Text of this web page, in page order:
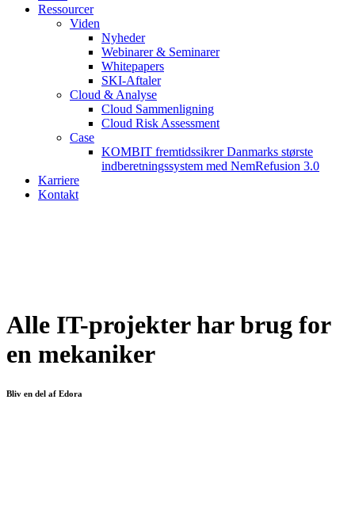
Ressourcer
Viden
Nyheder
Webinarer & Seminarer
Whitepapers
SKI-Aftaler
Cloud & Analyse
Cloud Sammenligning
Cloud Risk Assessment
Case
KOMBIT fremtidssikrer Danmarks største
indberetningssystem med NemRefusion 3.0
Karriere
Kontakt
Alle IT-projekter har brug for
en mekaniker
Bliv en del af Edora